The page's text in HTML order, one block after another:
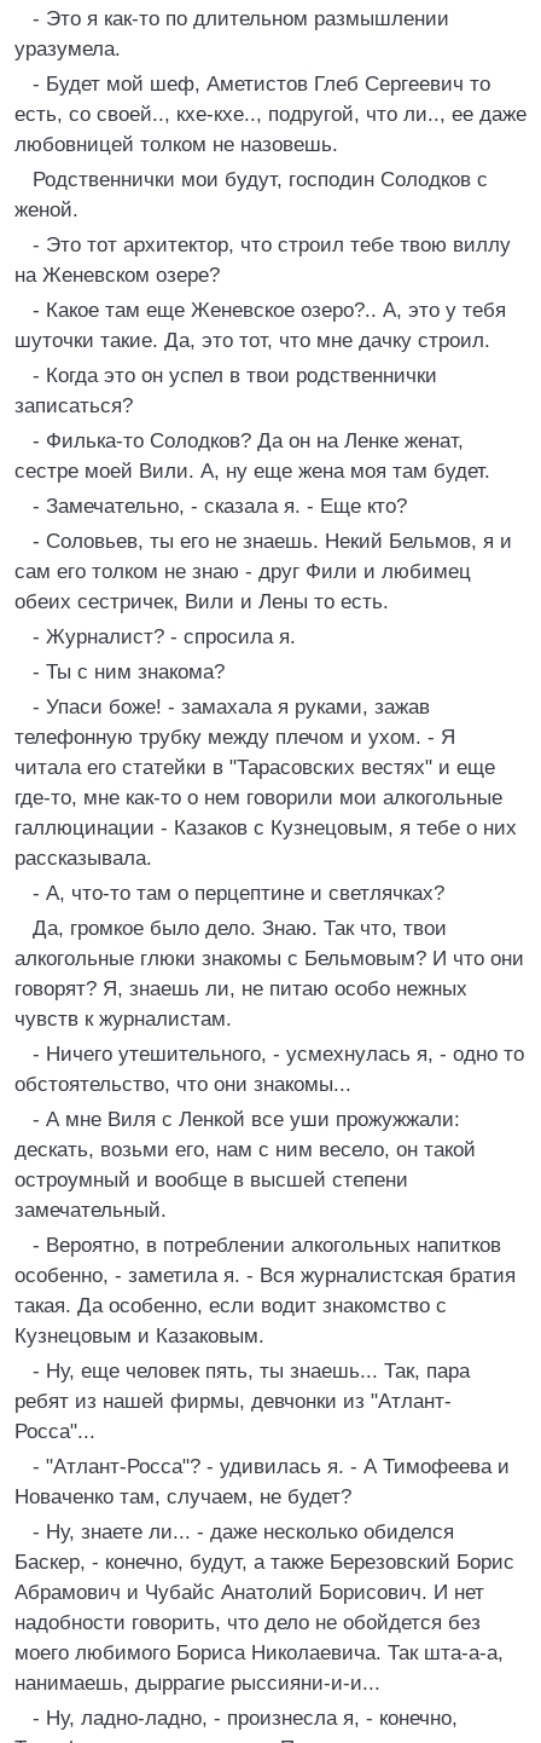
- Это я как-то по длительном размышлении
уразумела.
- Будет мой шеф, Аметистов Глеб Сергеевич то
есть, со своей.., кхе-кхе.., подругой, что ли.., ее даже
любовницей толком не назовешь.
Родственнички мои будут, господин Солодков с
женой.
- Это тот архитектор, что строил тебе твою виллу
на Женевском озере?
- Какое там еще Женевское озеро?.. А, это у тебя
шуточки такие. Да, это тот, что мне дачку строил.
- Когда это он успел в твои родственнички
записаться?
- Филька-то Солодков? Да он на Ленке женат,
сестре моей Вили. А, ну еще жена моя там будет.
- Замечательно, - сказала я. - Еще кто?
- Соловьев, ты его не знаешь. Некий Бельмов, я и
сам его толком не знаю - друг Фили и любимец
обеих сестричек, Вили и Лены то есть.
- Журналист? - спросила я.
- Ты с ним знакома?
- Упаси боже! - замахала я руками, зажав
телефонную трубку между плечом и ухом. - Я
читала его статейки в "Тарасовских вестях" и еще
где-то, мне как-то о нем говорили мои алкогольные
галлюцинации - Казаков с Кузнецовым, я тебе о них
рассказывала.
- А, что-то там о перцептине и светлячках?
Да, громкое было дело. Знаю. Так что, твои
алкогольные глюки знакомы с Бельмовым? И что они
говорят? Я, знаешь ли, не питаю особо нежных
чувств к журналистам.
- Ничего утешительного, - усмехнулась я, - одно то
обстоятельство, что они знакомы...
- А мне Виля с Ленкой все уши прожужжали:
дескать, возьми его, нам с ним весело, он такой
остроумный и вообще в высшей степени
замечательный.
- Вероятно, в потреблении алкогольных напитков
особенно, - заметила я. - Вся журналистская братия
такая. Да особенно, если водит знакомство с
Кузнецовым и Казаковым.
- Ну, еще человек пять, ты знаешь... Так, пара
ребят из нашей фирмы, девчонки из "Атлант-
Росса"...
- "Атлант-Росса"? - удивилась я. - А Тимофеева и
Новаченко там, случаем, не будет?
- Ну, знаете ли... - даже несколько обиделся
Баскер, - конечно, будут, а также Березовский Борис
Абрамович и Чубайс Анатолий Борисович. И нет
надобности говорить, что дело не обойдется без
моего любимого Бориса Николаевича. Так шта-а-а,
нанимаешь, дыррагие рыссияни-и-и...
- Ну, ладно-ладно, - произнесла я, - конечно,